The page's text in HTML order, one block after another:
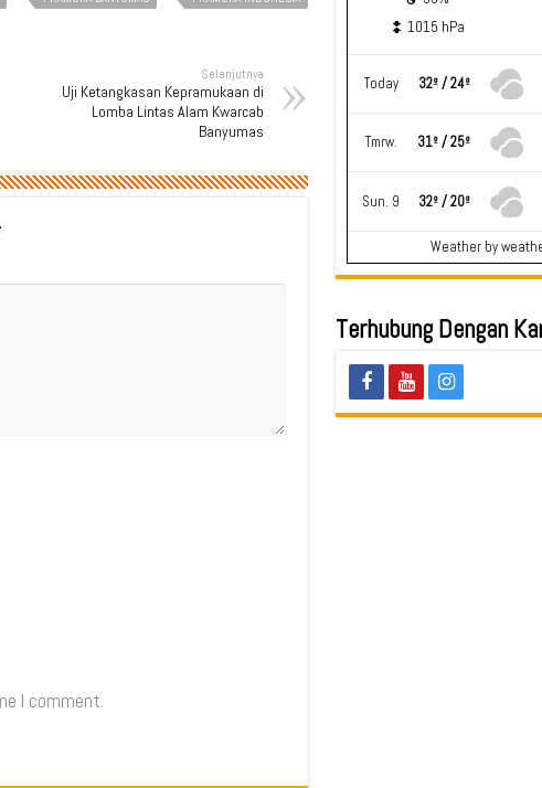
Selanjutnya
Uji Ketangkasan Kepramukaan di
Lomba Lintas Alam Kwarcab
Banyumas
I comment.
1015 hPa
Today 32º / 24º
Tmrw. 31º / 25º
Sun. 9 32º / 20º
Weatherby
Terhubung Dengan